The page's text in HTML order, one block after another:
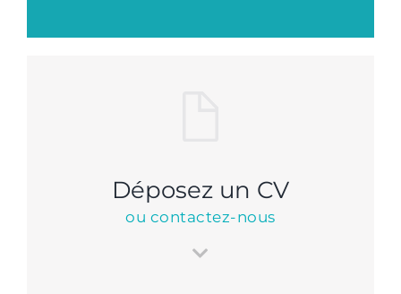
Déposez un CV
ou contactez-nous